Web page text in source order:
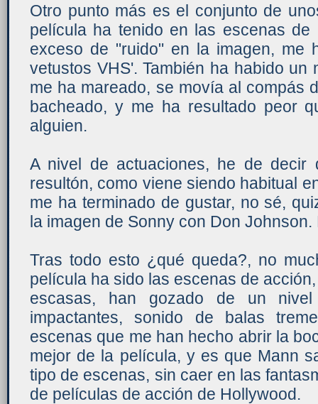
Otro punto más es el conjunto de
película ha tenido en las escenas
exceso de "ruido" en la imagen, me
vetustos VHS'. También ha habido un
me ha mareado, se movía al compás
bacheado, y me ha resultado peor
alguien.
A nivel de actuaciones, he de decir
resultón, como viene siendo habitual
me ha terminado de gustar, no sé,
la imagen de Sonny con Don Johnson.
Tras todo esto ¿qué queda?, no
película ha sido las escenas de
escasas, han gozado de un nivel
impactantes, sonido de balas
escenas que me han hecho abrir la
mejor de la película, y es que Mann
tipo de escenas, sin caer en las
de películas de acción de Hollywood.